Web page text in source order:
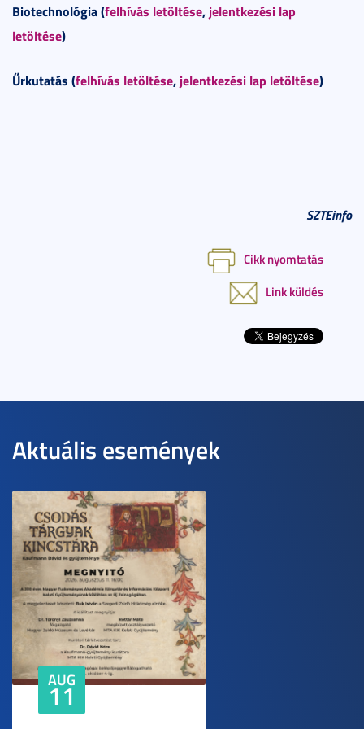
Biotechnológia (felhívás letöltése, jelentkezési lap
letöltése)
Űrkutatás (felhívás letöltése, jelentkezési lap letöltése)
SZTEinfo
Cikk nyomtatás
Link küldés
Aktuális események
AUG
11